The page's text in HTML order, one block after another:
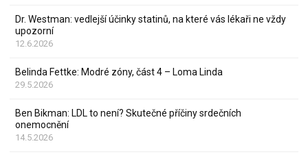
Dr. Westman: vedlejší účinky statinů, na které vás lékaři ne vždy
upozorní
12.6.2026
Belinda Fettke: Modré zóny, část 4 – Loma Linda
29.5.2026
Ben Bikman: LDL to není? Skutečné příčiny srdečních
onemocnění
14.5.2026